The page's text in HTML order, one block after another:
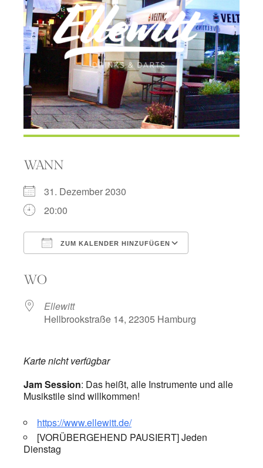
WANN
31. Dezember 2030
20:00
ZUM KALENDER HINZUFÜGEN
WO
Ellewitt
Hellbrookstraße 14, 22305 Hamburg
Karte nicht verfügbar
Jam Session: Das heißt, alle Instrumente und alle
Musikstile sind willkommen!
https://www.ellewitt.de/
[VORÜBERGEHEND PAUSIERT] Jeden
Dienstag